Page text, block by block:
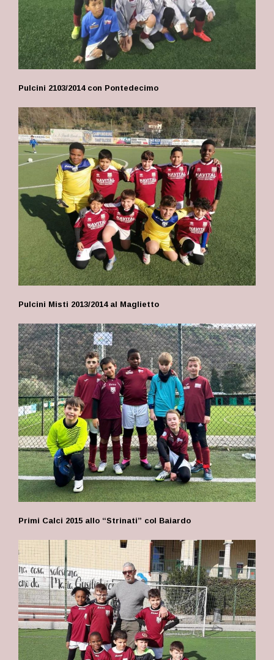
Pulcini 2103/2014 con Pontedecimo
Pulcini Misti 2013/2014 al Maglietto
Primi Calci 2015 allo “Strinati” col Baiardo